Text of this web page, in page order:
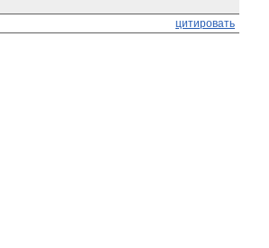
цитировать